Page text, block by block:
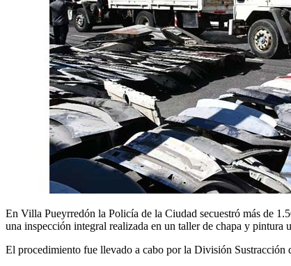
En Villa Pueyrredón la Policía de la Ciudad secuestró más de
una inspección integral realizada en un taller de chapa y pintura
El procedimiento fue llevado a cabo por la División